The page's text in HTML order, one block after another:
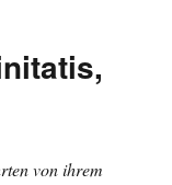
von ihrem